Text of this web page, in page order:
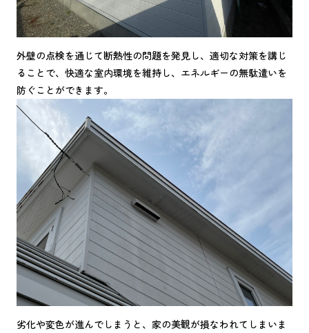
外壁の点検を通じて断熱性の問題を発見し、適切な対策を講じ
ることで、快適な室内環境を維持し、エネルギーの無駄遣いを
防ぐことができます。
劣化や変色が進んでしまうと、家の美観が損なわれてしまいま